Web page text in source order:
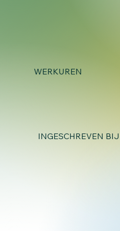
WERKUREN
INGESCHREVEN BIJ